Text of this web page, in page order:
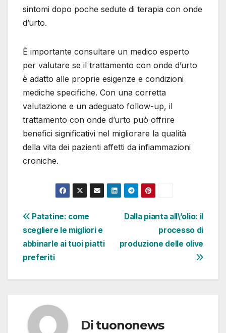
sintomi dopo poche sedute di terapia con onde
d’urto.
È importante consultare un medico esperto
per valutare se il trattamento con onde d’urto
è adatto alle proprie esigenze e condizioni
mediche specifiche. Con una corretta
valutazione e un adeguato follow-up, il
trattamento con onde d’urto può offrire
benefici significativi nel migliorare la qualità
della vita dei pazienti affetti da infiammazioni
croniche.
Navigazione
articoli
Dalla pianta all\’olio: il
processo di
produzione delle olive
Patatine: come
scegliere le migliori e
abbinarle ai tuoi piatti
preferiti
Di tuononews